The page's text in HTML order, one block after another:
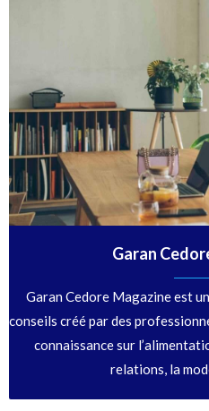
Garan
Garan Cedore Magazine est
conseils créé par des
connaissance sur
relations, la